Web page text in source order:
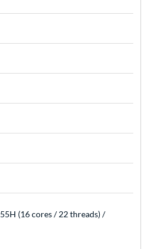
(16 cores / 22 threads) /